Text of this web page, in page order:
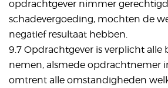
opdrachtgever nimmer
schadevergoeding, mochten de
negatief resultaat hebben.
9.7 Opdrachtgever is verplicht alle
nemen, alsmede opdrachtnemer
omtrent alle omstandigheden